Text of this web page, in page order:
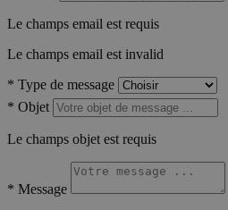
Le champs email est requis
Le champs email est invalid
* Type de message
* Objet
Le champs objet est requis
* Message